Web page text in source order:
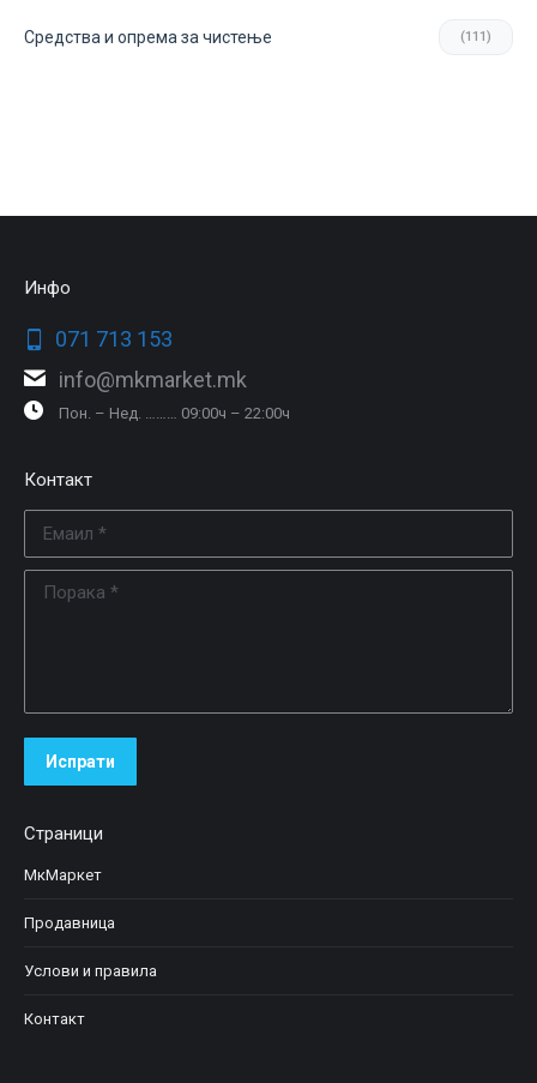
Средства и опрема за чистење (111)
Инфо
071 713 153
info@mkmarket.mk
Пон. – Нед. ……… 09:00ч – 22:00ч
Контакт
Порака *
Испрати
Страници
МкМаркет
Продавница
Услови и правила
Контакт